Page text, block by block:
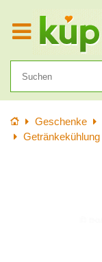
StartseiteGeschenke
Getränkekühlung